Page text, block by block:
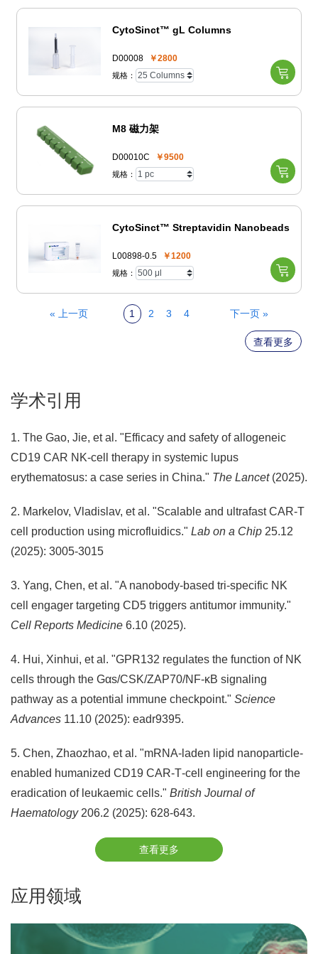
CytoSinct™ gL Columns
D00008 ￥2800
规格：
M8 磁力架
D00010C ￥9500
规格：
CytoSinct™ Streptavidin Nanobeads
L00898-0.5 ￥1200
规格：
« 上一页 1 2 3 4 下一页 »
查看更多
学术引用
1. The Gao, Jie, et al. "Efficacy and safety of allogeneic
CD19 CAR NK-cell therapy in systemic lupus
erythematosus: a case series in China." The Lancet(2025).
2. Markelov, Vladislav, et al. "Scalable and ultrafast CAR-T
cell production using microfluidics." Lab on a Chip 25.12
(2025): 3005-3015
3. Yang, Chen, et al. "A nanobody-based tri-specific NK
cell engager targeting CD5 triggers antitumor immunity."
Cell Reports Medicine 6.10 (2025).
4. Hui, Xinhui, et al. "GPR132 regulates the function of NK
cells through the Gαs/CSK/ZAP70/NF-κB signaling
pathway as a potential immune checkpoint." Science
Advances 11.10 (2025): eadr9395.
5. Chen, Zhaozhao, et al. "mRNA‐laden lipid nanoparticle‐
enabled humanized CD19 CAR‐T‐cell engineering for the
eradication of leukaemic cells." British Journal of
Haematology206.2 (2025): 628-643.
查看更多
应用领域